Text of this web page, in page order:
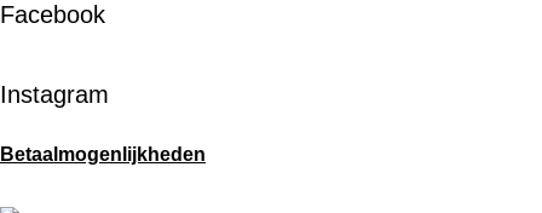
Facebook
Instagram
Betaalmogenlijkheden